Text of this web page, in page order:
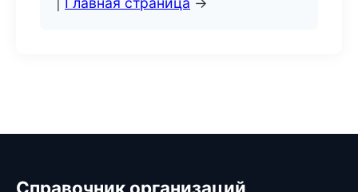
Справочник организаций